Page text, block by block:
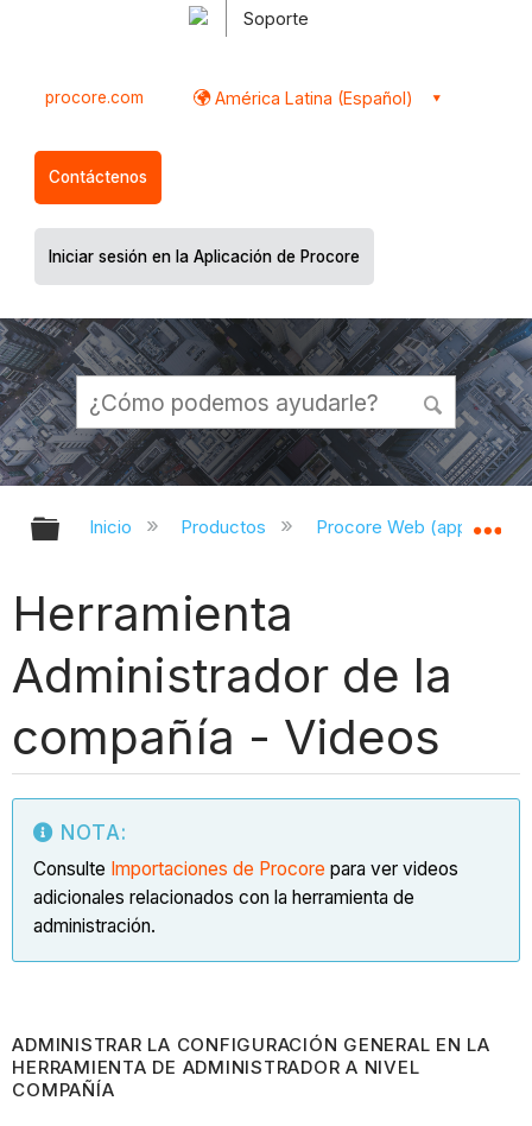
Soporte
procore.com América Latina (Español)
Contáctenos
Iniciar sesión en la Aplicación de Procore
Expandir/contraer jerarquía global
Inicio Productos Procore Web
Herramienta
Administrador de la
compañía - Videos
NOTA:
Consulte Importaciones de Procore para ver videos
adicionales relacionados con la herramienta de
administración.
ADMINISTRAR LA CONFIGURACIÓN GENERAL EN LA
HERRAMIENTA DE ADMINISTRADOR A NIVEL
COMPAÑÍA